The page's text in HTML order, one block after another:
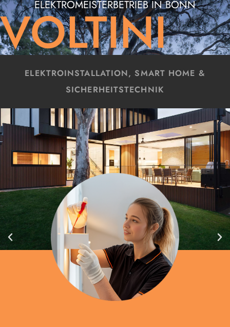
ELEKTROMEISTERBETRIEB IN BONN
VOLTINI
ELEKTROINSTALLATION, SMART HOME &
SICHERHEITSTECHNIK